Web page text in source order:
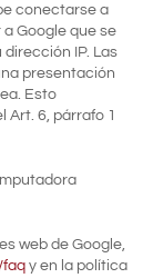
conectarse a
Google que se
IP. Las
presentación
Esto
Art. 6, párrafo 1
web de Google,
faq y en la política